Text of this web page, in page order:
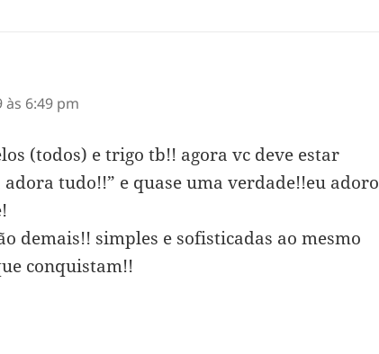
às 6:49 pm
(todos) e trigo tb!! agora vc deve estar
adora tudo!!” e quase uma verdade!!eu adoro
demais!! simples e sofisticadas ao mesmo
conquistam!!